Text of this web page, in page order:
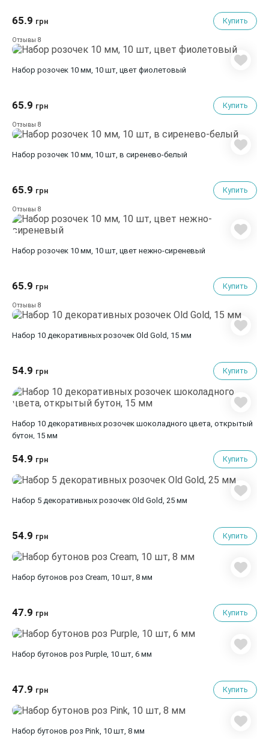
65.9 грн Купить
Отзывы 8
Набор розочек 10 мм, 10 шт, цвет фиолетовый
65.9 грн Купить
Отзывы 8
Набор розочек 10 мм, 10 шт, в сиренево-белый
65.9 грн Купить
Отзывы 8
Набор розочек 10 мм, 10 шт, цвет нежно-сиреневый
65.9 грн Купить
Отзывы 8
Набор 10 декоративных розочек Old Gold, 15 мм
54.9 грн Купить
Набор 10 декоративных розочек шоколадного цвета, открытый
бутон, 15 мм
54.9 грн Купить
Набор 5 декоративных розочек Old Gold, 25 мм
54.9 грн Купить
Набор бутонов роз Cream, 10 шт, 8 мм
47.9 грн Купить
Набор бутонов роз Purple, 10 шт, 6 мм
47.9 грн Купить
Набор бутонов роз Pink, 10 шт, 8 мм